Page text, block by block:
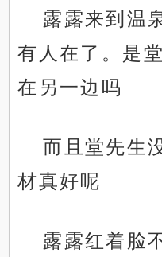
露露来到温
有人在了。是
在另一边吗
而且堂先生
材真好呢
露露红着脸